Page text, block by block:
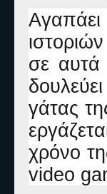
σε αυτά
γάτας
χρόνο
video